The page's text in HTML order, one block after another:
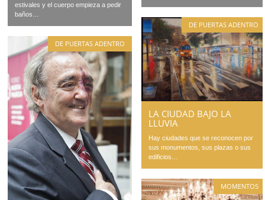
estivales y el cuerpo empieza a pedir
baños…
DE PUERTAS ADENTRO
LA CIUDAD BAJO LA
LLUVIA
Hay ciudades que se reconocen por
sus monumentos, sus plazas o sus
edificios…
DE PUERTAS ADENTRO
MOMENTOS